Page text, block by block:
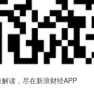
读，尽在新浪财经APP